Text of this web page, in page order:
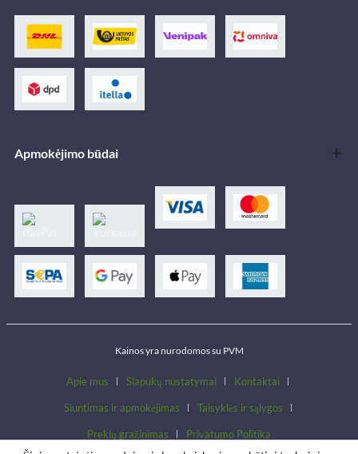
Apmokėjimo būdai
Kainos yra nurodomos su PVM
Apie mus Slapukų nustatymai Kontaktai
Siuntimas ir apmokėjimas Taisyklės ir sąlygos
Prekių gražinimas Privatumo Politika